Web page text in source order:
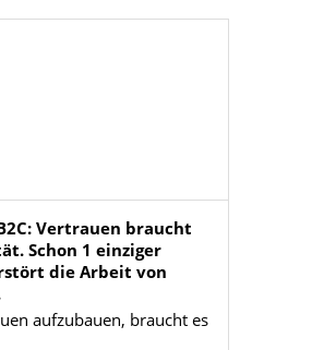
Vertrauen braucht
Schon 1 einziger
die Arbeit von
aufzubauen, braucht es
Atem und die mehrfache